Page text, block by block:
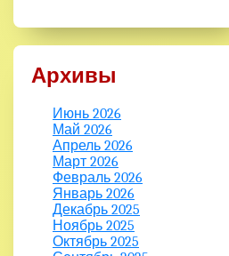
Архивы
Июнь 2026
Май 2026
Апрель 2026
Март 2026
Февраль 2026
Январь 2026
Декабрь 2025
Ноябрь 2025
Октябрь 2025